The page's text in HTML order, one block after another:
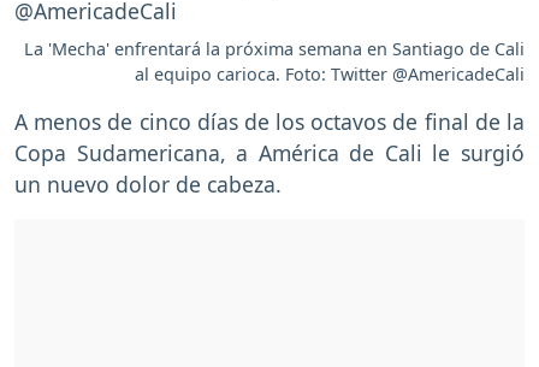
La 'Mecha' enfrentará la próxima semana en Santiago de Cali
al equipo carioca. Foto: Twitter @AmericadeCali
A menos de cinco días de los octavos de final de la
Copa Sudamericana, a América de Cali le surgió
un nuevo dolor de cabeza.